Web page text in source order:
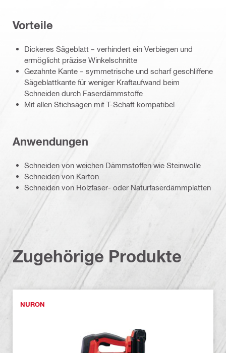
Vorteile
Dickeres Sägeblatt – verhindert ein Verbiegen und
ermöglicht präzise Winkelschnitte
Gezahnte Kante – symmetrische und scharf geschliffene
Sägeblattkante für weniger Kraftaufwand beim
Schneiden durch Faserdämmstoffe
Mit allen Stichsägen mit T-Schaft kompatibel
Anwendungen
Schneiden von weichen Dämmstoffen wie Steinwolle
Schneiden von Karton
Schneiden von Holzfaser- oder Naturfaserdämmplatten
Zugehörige Produkte
NURON